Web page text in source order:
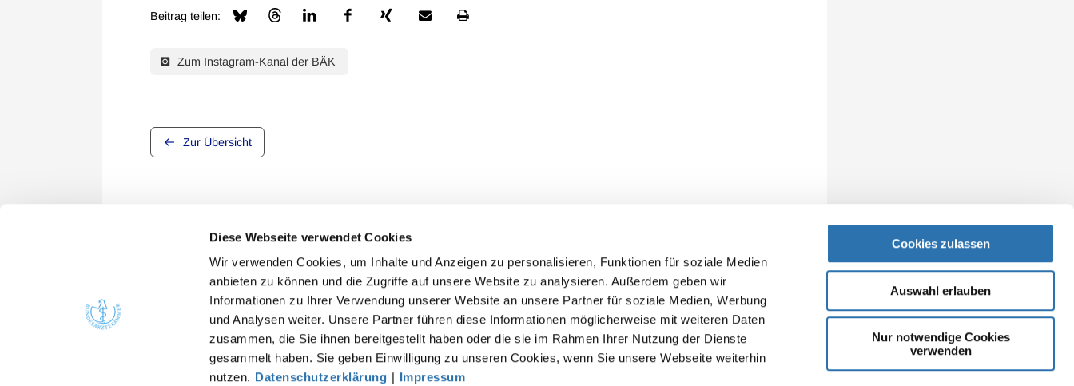
Diese Webseite verwendet Cookies
Wir verwenden Cookies, um Inhalte und Anzeigen zu personalisieren, Funktionen für soziale Medien
anbieten zu können und die Zugriffe auf unsere Website zu analysieren. Außerdem geben wir
Informationen zu Ihrer Verwendung unserer Website an unsere Partner für soziale Medien, Werbung
und Analysen weiter. Unsere Partner führen diese Informationen möglicherweise mit weiteren Daten
zusammen, die Sie ihnen bereitgestellt haben oder die sie im Rahmen Ihrer Nutzung der Dienste
gesammelt haben. Sie geben Einwilligung zu unseren Cookies, wenn Sie unsere Webseite weiterhin
nutzen. Datenschutzerklärung | Impressum
Cookies zulassen
Auswahl erlauben
Nur notwendige Cookies
verwenden
Beitrag teilen:
Zum Instagram-Kanal der BÄK
Zur Übersicht
Quicklinks
Gesundheitsfachberufe
Kontakt
Bundesärztekammer
Arbeitsgemeinschaft der deutschen Ärztekammern